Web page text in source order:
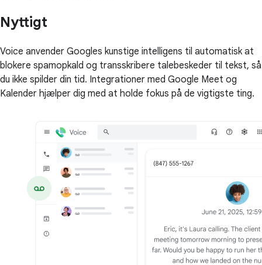
Nyttigt
Voice anvender Googles kunstige intelligens til automatisk at
blokere spamopkald og transskribere talebeskeder til tekst, så
du ikke spilder din tid. Integrationer med Google Meet og
Kalender hjælper dig med at holde fokus på de vigtigste ting.